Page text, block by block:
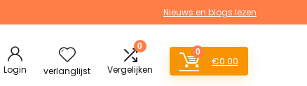
Nieuws en blogs lezen
Login verlanglijst
0
Vergelijken
0
€0.00